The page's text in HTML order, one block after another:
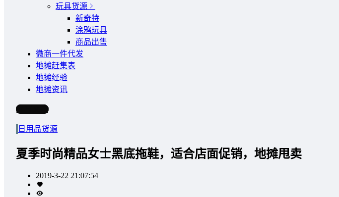
玩具货源
新奇特
涂鸦玩具
商品出售
微商一件代发
地摊赶集表
地摊经验
地摊资讯
写文章
日用品货源
夏季时尚精品女士黑底拖鞋，适合店面促销，地摊甩卖
2019-3-22 21:07:54